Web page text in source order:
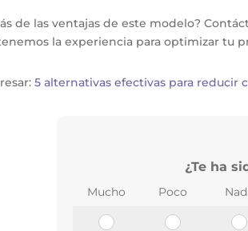
de las ventajas de este modelo?
la experiencia para optimizar tu
5 alternativas efectivas para reducir
¿Te ha
Mucho Poco
¿Te
¿Te